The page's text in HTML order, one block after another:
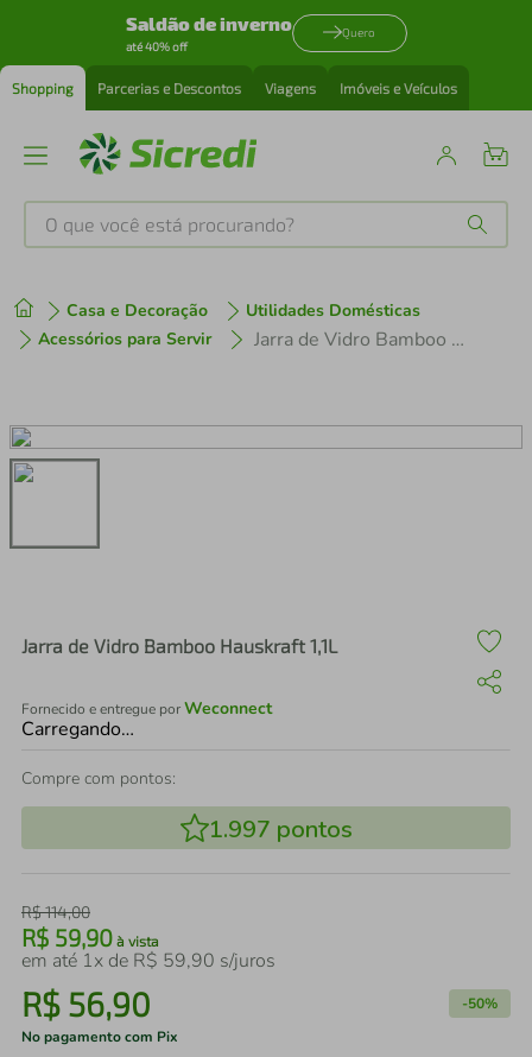
Saldão de inverno
até 40% off
Quero
Shopping Parcerias e Descontos Viagens Imóveis e Veículos
O que você está procurando?
Casa e Decoração
Utilidades Domésticas
Acessórios para Servir
Jarra de Vidro Bamboo Hauskraft 1,1L
Jarra de Vidro Bamboo Hauskraft 1,1L
Fornecido e entregue porWeconnect
Carregando…
Compre com pontos:
1.997 pontos
R$114,00
R$ 59,90 à vista
em até 1x de R$ 59,90 s/juros
R$ 56,90 -50%
No pagamento com Pix
1º tenis
3º